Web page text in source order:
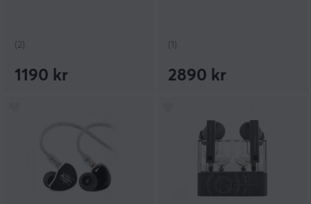
(2)
1190 kr
(1)
2890 kr